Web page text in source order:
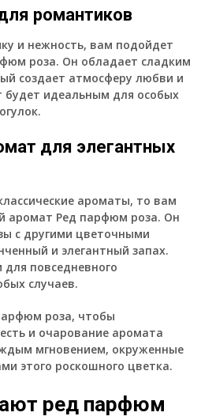
романтиков
и нежность, вам подойдет
роза. Он обладает сладким
создает атмосферу любви и
идеальным для особых
для элегантных
ароматы, то вам
аромат Ред парфюм роза. Он
с другими цветочными
и элегантный запах.
повседневного
случаев.
роза, чтобы
и очарование аромата
мгновением, окруженные
этого роскошного цветка.
ред парфюм